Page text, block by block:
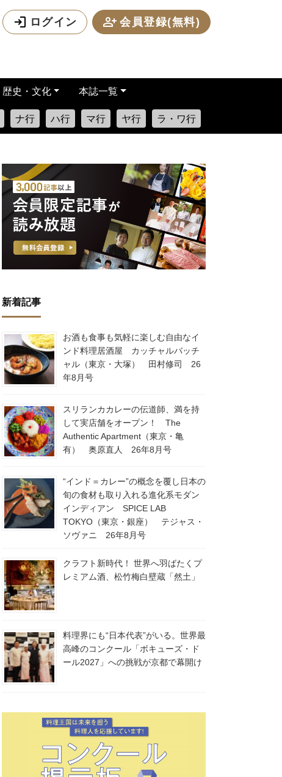
ログイン 会員登録(無料)
歴史・文化 本誌一覧
ナ行 ハ行 マ行 ヤ行 ラ・ワ行
新着記事
お酒も食事も気軽に楽しむ自由なイ
ンド料理居酒屋 カッチャルバッチ
ャル（東京・大塚） 田村修司 26
年8月号
スリランカカレーの伝道師、満を持
して実店舗をオープン！ The
Authentic Apartment（東京・亀
有） 奥原直人 26年8月号
“インド＝カレー”の概念を覆し日本の
旬の食材も取り入れる進化系モダン
インディアン SPICE LAB
TOKYO（東京・銀座） テジャス・
ソヴァニ 26年8月号
クラフト新時代！ 世界へ羽ばたくプ
レミアム酒、松竹梅白壁蔵「然土」
料理界にも“日本代表”がいる。世界最
高峰のコンクール「ボキューズ・ド
ール2027」への挑戦が京都で幕開け